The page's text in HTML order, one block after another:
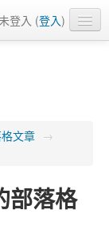
登入 (登入)
文章 →
部落格